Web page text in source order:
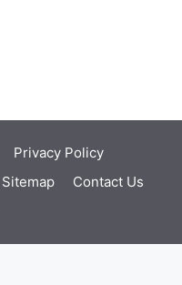
Privacy Policy
Sitemap
Contact Us